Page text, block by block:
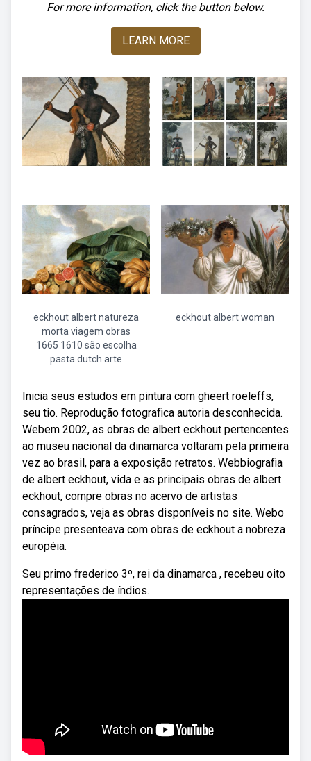
For more information, click the button below.
LEARN MORE
eckhout albert natureza
morta viagem obras
1665 1610 são escolha
pasta dutch arte
eckhout albert woman
Inicia seus estudos em pintura com gheert roeleffs,
seu tio. Reprodução fotografica autoria desconhecida.
Webem 2002, as obras de albert eckhout pertencentes
ao museu nacional da dinamarca voltaram pela primeira
vez ao brasil, para a exposição retratos. Webbiografia
de albert eckhout, vida e as principais obras de albert
eckhout, compre obras no acervo de artistas
consagrados, veja as obras disponíveis no site. Webo
príncipe presenteava com obras de eckhout a nobreza
européia.
Seu primo frederico 3º, rei da dinamarca , recebeu oito
representações de índios.